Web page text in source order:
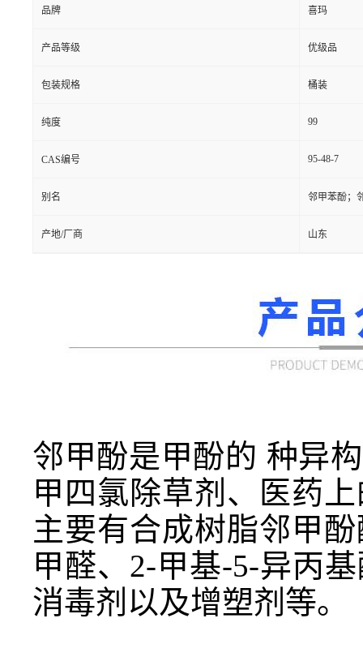
品牌 喜玛
产品等级 优级品
包装规格 桶装
纯度 99
CAS编号 95-48-7
别名 邻甲苯酚；
产地/厂商 山东
邻甲酚是甲酚的 种异
甲四氯除草剂、医药
主要有合成树脂邻甲
甲醛、 2-甲基-5-异丙
消毒剂以及增塑剂等。